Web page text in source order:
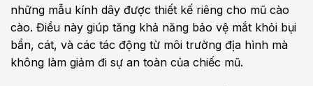
những mẫu kính dây được thiết kế riêng cho mũ cào
cào. Điều này giúp tăng khả năng bảo vệ mắt khỏi bụi
bẩn, cát, và các tác động từ môi trường địa hình mà
không làm giảm đi sự an toàn của chiếc mũ.